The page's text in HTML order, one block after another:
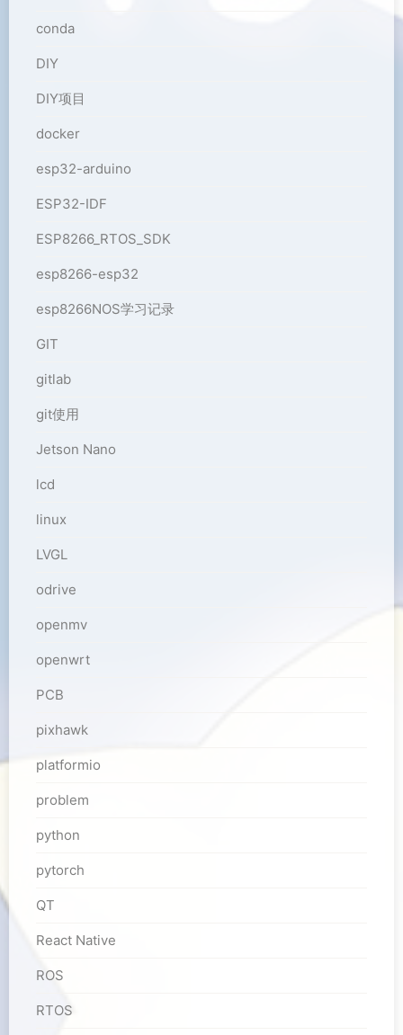
conda
DIY
DIY项目
docker
esp32-arduino
ESP32-IDF
ESP8266_RTOS_SDK
esp8266-esp32
esp8266NOS学习记录
GIT
gitlab
git使用
Jetson Nano
lcd
linux
LVGL
odrive
openmv
openwrt
PCB
pixhawk
platformio
problem
python
pytorch
QT
React Native
ROS
RTOS